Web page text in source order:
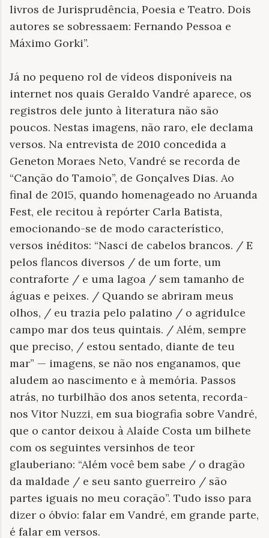
livros de Jurisprudência, Poesia e Teatro. Dois
autores se sobressaem: Fernando Pessoa e
Máximo Gorki”.
Já no pequeno rol de vídeos disponíveis na
internet nos quais Geraldo Vandré aparece, os
registros dele junto à literatura não são
poucos. Nestas imagens, não raro, ele declama
versos. Na entrevista de 2010 concedida a
Geneton Moraes Neto, Vandré se recorda de
“Canção do Tamoio”, de Gonçalves Dias. Ao
final de 2015, quando homenageado no Aruanda
Fest, ele recitou à repórter Carla Batista,
emocionando-se de modo característico,
versos inéditos: “Nasci de cabelos brancos. / E
pelos flancos diversos / de um forte, um
contraforte / e uma lagoa / sem tamanho de
águas e peixes. / Quando se abriram meus
olhos, / eu trazia pelo palatino / o agridulce
campo mar dos teus quintais. / Além, sempre
que preciso, / estou sentado, diante de teu
mar” — imagens, se não nos enganamos, que
aludem ao nascimento e à memória. Passos
atrás, no turbilhão dos anos setenta, recorda-
nos Vitor Nuzzi, em sua biografia sobre Vandré,
que o cantor deixou à Alaíde Costa um bilhete
com os seguintes versinhos de teor
glauberiano: “Além você bem sabe / o dragão
da maldade / e seu santo guerreiro / são
partes iguais no meu coração”. Tudo isso para
dizer o óbvio: falar em Vandré, em grande parte,
é falar em versos.